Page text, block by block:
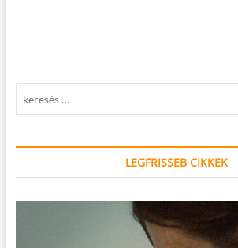
LEGFRISSEB CIKKEK